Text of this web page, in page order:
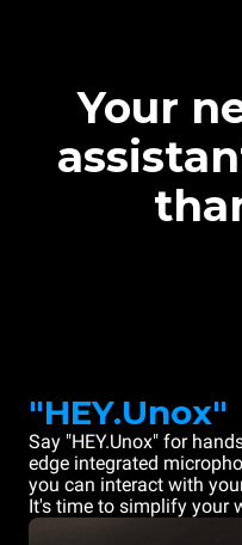
Your
"HEY.Unox"
Say "HEY.Unox" for
edge integrated
you can interact with
It's time to simplify your